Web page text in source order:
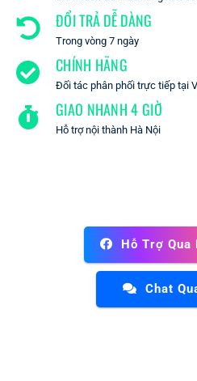
ĐỔI TRẢ DỄ DÀNG
Trong vòng 7 ngày
CHÍNH HÃNG
Đối tác phân phối trực tiếp tại
GIAO NHANH 4 GIỜ
Hỗ trợ nội thành Hà Nội
Hỗ Trợ Qua
Chat